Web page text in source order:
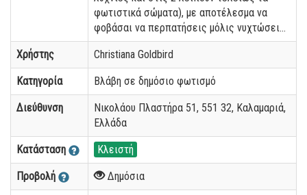
φωτιστικά σώματα), με αποτέλεσμα να
φοβάσαι να περπατήσεις μόλις νυχτώσει...
Χρήστης Christiana Goldbird
Κατηγορία Βλάβη σε δημόσιο φωτισμό
Διεύθυνση
Νικολάου Πλαστήρα 51, 551 32, Καλαμαριά,
Ελλάδα
Κατάσταση Κλειστή
Προβολή Δημόσια